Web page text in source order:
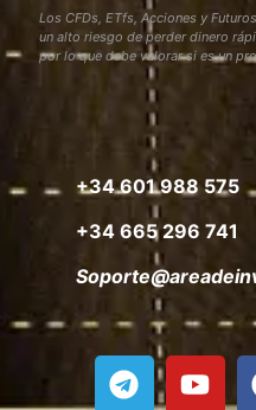
Los CFDs, ETfs, Acciones y
un alto riesgo de perder dinero
por lo que debe valorar si es un
+34 601 988 575
+34 665 296 741